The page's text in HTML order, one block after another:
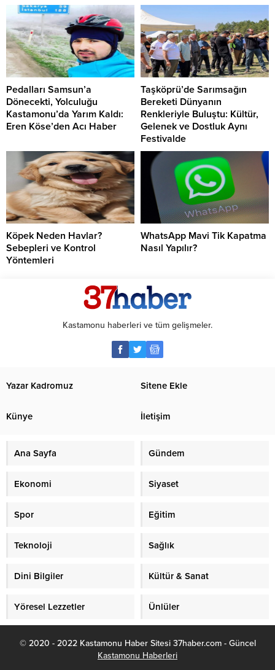
Pedalları Samsun’a
Dönecekti, Yolculuğu
Kastamonu’da Yarım Kaldı:
Eren Köse’den Acı Haber
Taşköprü’de Sarımsağın
Bereketi Dünyanın
Renkleriyle Buluştu: Kültür,
Gelenek ve Dostluk Aynı
Festivalde
Köpek Neden Havlar?
Sebepleri ve Kontrol
Yöntemleri
WhatsApp Mavi Tik Kapatma
Nasıl Yapılır?
Kastamonu haberleri ve tüm gelişmeler.
Yazar Kadromuz Sitene Ekle
Künye İletişim
Ana Sayfa Gündem
Ekonomi Siyaset
Spor Eğitim
Teknoloji Sağlık
Dini Bilgiler Kültür & Sanat
Yöresel Lezzetler Ünlüler
© 2020 - 2022 Kastamonu Haber Sitesi 37haber.com - Güncel
Kastamonu Haberleri